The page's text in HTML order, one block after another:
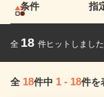
条件 指
全 18 件ヒットしました
全 18件中 1 - 18件を